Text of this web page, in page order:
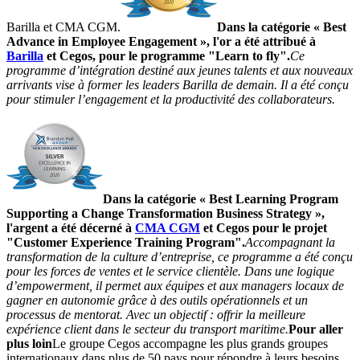
Barilla et CMA CGM.
Dans la catégorie « Best
Advance in Employee Engagement », l'or a été attribué à
Barilla et Cegos, pour le programme "Learn to fly".Ce
programme d’intégration destiné aux jeunes talents et aux nouveaux
arrivants vise à former les leaders Barilla de demain. Il a été conçu
pour stimuler l’engagement et la productivité des collaborateurs.
Dans la catégorie « Best Learning Program
Supporting a Change Transformation Business Strategy »,
l'argent a été décerné à CMA CGM et Cegos pour le projet
"Customer Experience Training Program".Accompagnant la
transformation de la culture d’entreprise, ce programme a été conçu
pour les forces de ventes et le service clientèle. Dans une logique
d’empowerment, il permet aux équipes et aux managers locaux de
gagner en autonomie grâce à des outils opérationnels et un
processus de mentorat. Avec un objectif : offrir la meilleure
expérience client dans le secteur du transport maritime.Pour aller
plus loinLe groupe Cegos accompagne les plus grands groupes